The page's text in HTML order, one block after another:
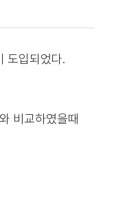
도입되었다.
비교하였을때